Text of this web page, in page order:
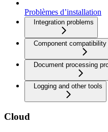
Problèmes d’installation
Integration problems
Component compatibility
Document processing
Logging and other tools
Cloud